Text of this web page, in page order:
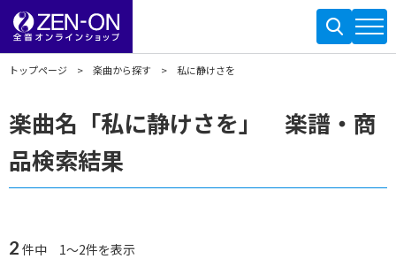
トップページ 楽曲から探す 私に静けさを
楽曲名「私に静けさを」 楽譜・商
品検索結果
2 件中 1～2件を表示